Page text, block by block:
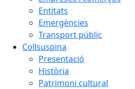
Entitats
Emergències
Transport públic
Collsuspina
Presentació
Història
Patrimoni cultural